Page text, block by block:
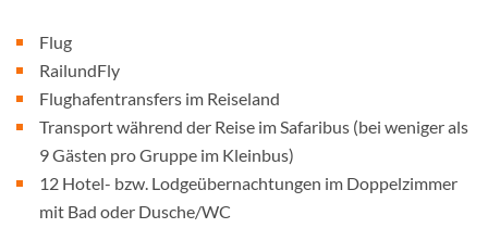
Flug
RailundFly
Flughafentransfers im Reiseland
Transport während der Reise im Safaribus (bei weniger als
9 Gästen pro Gruppe im Kleinbus)
12 Hotel- bzw. Lodgeübernachtungen im Doppelzimmer
mit Bad oder Dusche/WC